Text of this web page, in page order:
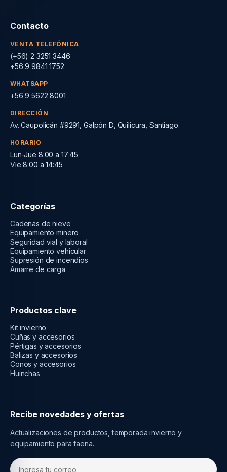
Contacto
VENTA TELEFÓNICA
(+56) 2 3251 3446
+56 9 9841 1752
WHATSAPP
+56 9 5622 8001
DIRECCIÓN
Av. Caupolicán #9291, Galpón D, Quilicura, Santiago.
HORARIO
Lun-Jue 8:00 a 17:45
Vie 8:00 a 14:45
Categorías
Cadenas de nieve
Equipamiento minero
Seguridad vial y laboral
Equipamiento vehicular
Supresión de incendios
Amarre de carga
Productos clave
Kit invierno
Cuñas y accesorios
Pértigas y accesorios
Balizas y accesorios
Conos y accesorios
Huinchas
Recibe novedades y ofertas
Actualizaciones de productos, temporada invierno y
equipamiento para faena.